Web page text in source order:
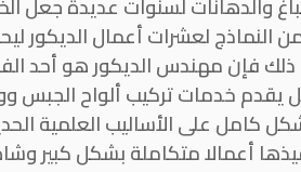
النماذج لعشرات أعمال الديكور
ذلك فإن مهندس الديكور هو أحد
يقدم خدمات تركيب ألواح الجبس
كامل على الأساليب العلمية
أعمالا متكاملة بشكل كبير